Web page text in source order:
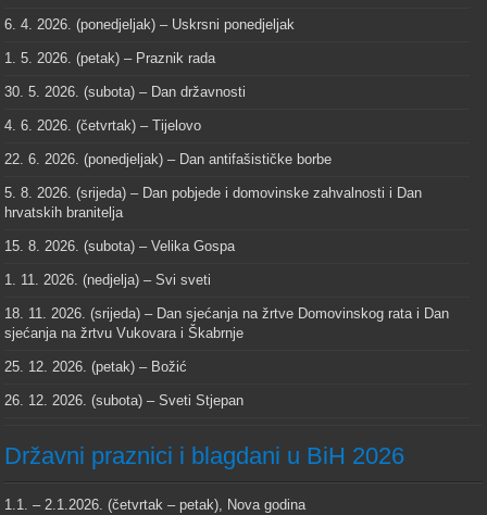
6. 4. 2026. (ponedjeljak) – Uskrsni ponedjeljak
1. 5. 2026. (petak) – Praznik rada
30. 5. 2026. (subota) – Dan državnosti
4. 6. 2026. (četvrtak) – Tijelovo
22. 6. 2026. (ponedjeljak) – Dan antifašističke borbe
5. 8. 2026. (srijeda) – Dan pobjede i domovinske zahvalnosti i Dan
hrvatskih branitelja
15. 8. 2026. (subota) – Velika Gospa
1. 11. 2026. (nedjelja) – Svi sveti
18. 11. 2026. (srijeda) – Dan sjećanja na žrtve Domovinskog rata i Dan
sjećanja na žrtvu Vukovara i Škabrnje
25. 12. 2026. (petak) – Božić
26. 12. 2026. (subota) – Sveti Stjepan
Državni praznici i blagdani u BiH 2026
1.1. – 2.1.2026. (četvrtak – petak), Nova godina